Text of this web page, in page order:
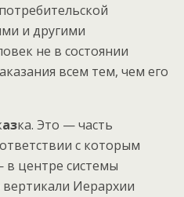
и другими
не в состоянии
всем тем, чем его
азка. Это — часть
с которым
в центре системы
Иерархии